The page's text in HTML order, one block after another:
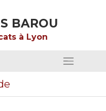
BAROU
à Lyon